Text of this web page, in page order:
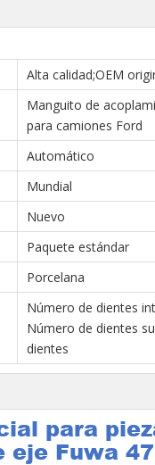
Alta calidad;OEM
Manguito de
para camiones Ford
Automático
Mundial
Nuevo
Paquete estándar
Porcelana
Número de dientes
Número de dientes
dientes
para
eje Fuwa